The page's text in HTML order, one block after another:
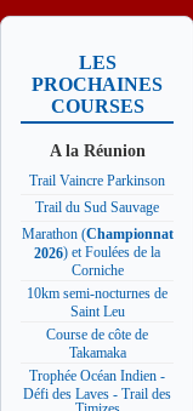
LES
PROCHAINES
COURSES
A la Réunion
Trail Vaincre Parkinson
Trail du Sud Sauvage
Marathon (Championnat
2026) et Foulées de la
Corniche
10km semi-nocturnes de
Saint Leu
Course de côte de
Takamaka
Trophée Océan Indien -
Défi des Laves - Trail des
Timizes